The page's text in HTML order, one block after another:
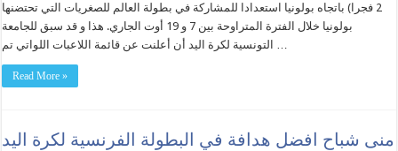
2 فجرا) باتجاه بولونيا استعدادا للمشاركة في بطولة العالم للصغريات التي تحتضنها
بولونيا خلال الفترة المتراوحة بين 7 و 19 أوت الجاري. هذا و قد سبق للجامعة
التونسية لكرة اليد أن أعلنت عن قائمة اللاعبات اللواتي تم …
Read More »
منى شباح افضل هدافة في البطولة الفرنسية لكرة اليد